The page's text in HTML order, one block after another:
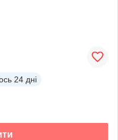
24 дні